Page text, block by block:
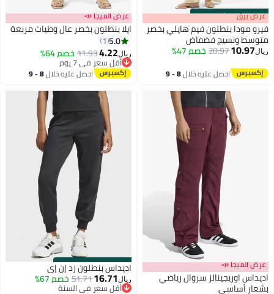
00m:00s
·باقي 100% عرض برق
فيرو مودا بنطلون فيم هايلي بخصر
متوسط ونسيج فضفاض
ريال10.97
20.97خصم 47%
احصل عليه خلال 8 - 9
عرض الميجا 📣
ايلا بنطلون بخصر عالٍ وطيات مربعة
5.0
1
ريال4.22
11.93خصم 64%
أقل سعر في 7 يوم
أقل سعر في 7 يوماحصل عليه خلال 8 - 9
عرض الميجا 📣
اديداس اوريجينالز سروال رياضي
بشعار أساسي
00m:00s
·باقي 100%
اديداس بنطلون زد إن إي
ريال16.71
51.71خصم 67%
أقل سعر في السنة